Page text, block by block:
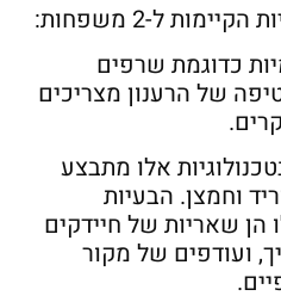
ל-2 משפחות:
כדוגמת שרפים
של הרענון מצריכים
אלו מתבצע
וחמצן. הבעיות
הן שאריות של חיידקים
ועודפים של מקור